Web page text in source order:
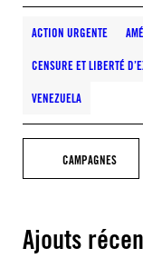
ACTION URGENTE
CENSURE ET LIBERTÉ
VENEZUELA
CAMPAGNES
Ajouts